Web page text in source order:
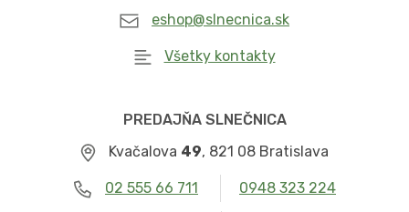
eshop@slnecnica.sk
Všetky kontakty
PREDAJŇA SLNEČNICA
Kvačalova 49, 821 08 Bratislava
02 555 66 711 0948 323 224